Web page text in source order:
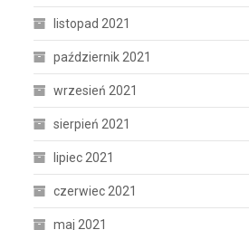
listopad 2021
październik 2021
wrzesień 2021
sierpień 2021
lipiec 2021
czerwiec 2021
maj 2021